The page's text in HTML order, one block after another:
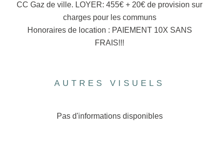
CC Gaz de ville. LOYER: 455€ + 20€ de provision sur
charges pour les communs
Honoraires de location : PAIEMENT 10X SANS
FRAIS!!!
AUTRES VISUELS
Pas d'informations disponibles